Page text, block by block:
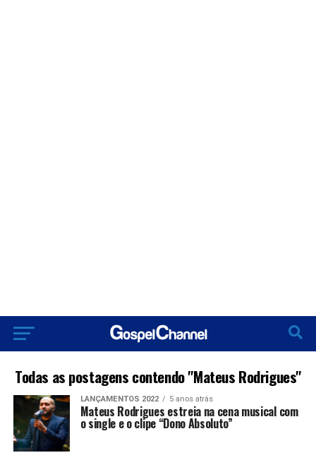
Todas as postagens contendo "Mateus Rodrigues"
LANÇAMENTOS 2022 5 anos atrás
Mateus Rodrigues estreia na cena musical com
o single e o clipe “Dono Absoluto”